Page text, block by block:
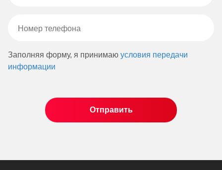
Заполняя форму, я принимаю условия передачи
информации